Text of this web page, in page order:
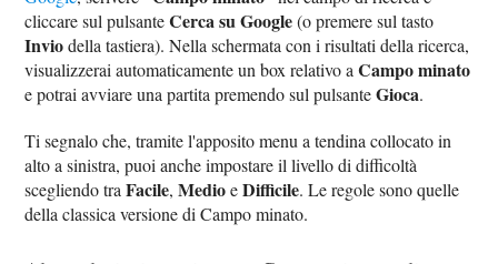
cliccare sul pulsanteCerca su Google(o premere sul tasto
Inviodella tastiera). Nella schermata con i risultati della ricerca,
visualizzerai automaticamente un box relativo aCampo minato
e potrai avviare una partita premendo sul pulsanteGioca.
Ti segnalo che, tramite l'apposito menu a tendina collocato in
alto a sinistra, puoi anche impostare il livello di difficoltà
scegliendo traFacile,MedioeDifficile. Le regole sono quelle
della classica versione di Campo minato.